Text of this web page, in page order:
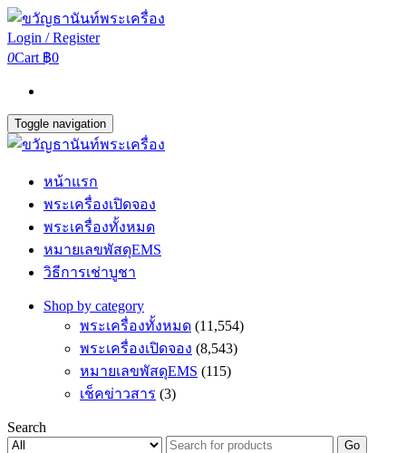
Login / Register
0Cart ฿0
Toggle navigation
หน้าแรก
พระเครื่องเปิดจอง
พระเครื่องทั้งหมด
หมายเลขพัสดุEMS
วิธีการเช่าบูชา
Shop by category
พระเครื่องทั้งหมด (11,554)
พระเครื่องเปิดจอง (8,543)
หมายเลขพัสดุEMS (115)
เช็คข่าวสาร (3)
Search
Go